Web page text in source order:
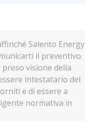
Salento Energy
il preventivo.
visione della
intestatario del
e di essere a
normativa in